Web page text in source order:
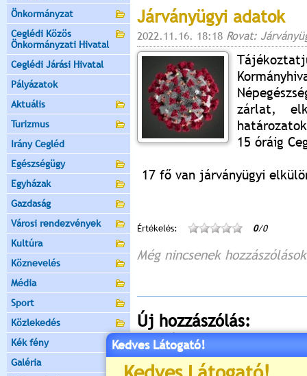
Önkormányzat
Ceglédi Közös
Önkormányzati Hivatal
Ceglédi Járási Hivatal
Pályázatok
Aktuális
Turizmus
Irány Cegléd
Egészségügy
Egyházak
Gazdaság
Városi rendezvények
Kultúra
Köznevelés
Média
Sport
Közlekedés
Kék fény
Galéria
Járványügyi adatok
2022.11.16. 18:18 Rovat:
zárlat,
15 óráig
17 fő van járványügyi
Értékelés: 0/0
Még nincsenek hozzászólások
Új hozzászólás:
Kérjük jelentkezzen be,
Kedves Látogató!